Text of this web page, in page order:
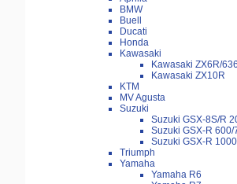
BMW
Buell
Ducati
Honda
Kawasaki
Kawasaki ZX6R/636
Kawasaki ZX10R
KTM
MV Agusta
Suzuki
Suzuki GSX-8S/R
Suzuki GSX-R 600/
Suzuki GSX-R 1000
Triumph
Yamaha
Yamaha R6